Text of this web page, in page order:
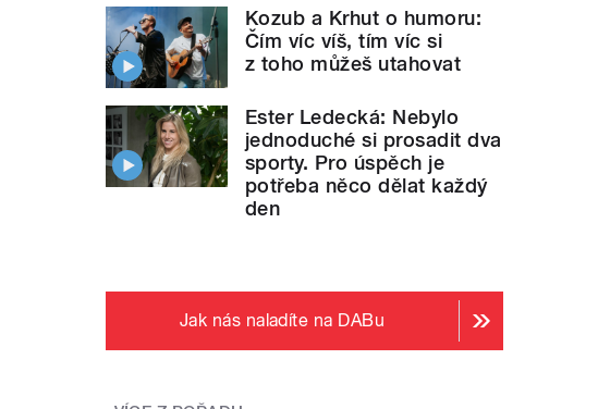
Kozub a Krhut o humoru:
Čím víc víš, tím víc si
z toho můžeš utahovat
Ester Ledecká: Nebylo
jednoduché si prosadit dva
sporty. Pro úspěch je
potřeba něco dělat každý
den
Jak nás naladíte na DABu